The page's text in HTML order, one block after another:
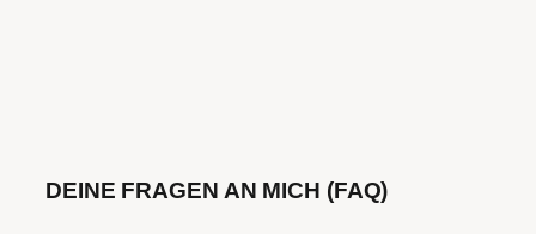
DEINE FRAGEN AN MICH (FAQ)